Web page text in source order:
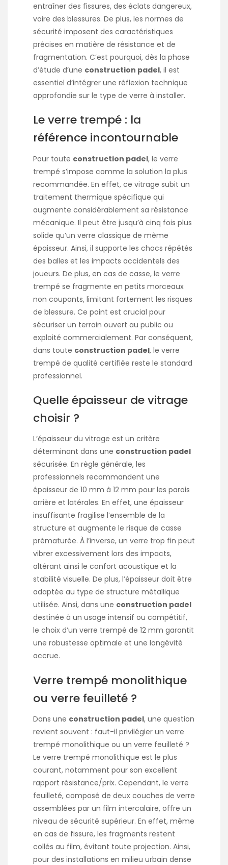
entraîner des fissures, des éclats dangereux,
voire des blessures. De plus, les normes de
sécurité imposent des caractéristiques
précises en matière de résistance et de
fragmentation. C’est pourquoi, dès la phase
d’étude d’une construction padel, il est
essentiel d’intégrer une réflexion technique
approfondie sur le type de verre à installer.
Le verre trempé : la
référence incontournable
Pour toute construction padel, le verre
trempé s’impose comme la solution la plus
recommandée. En effet, ce vitrage subit un
traitement thermique spécifique qui
augmente considérablement sa résistance
mécanique. Il peut être jusqu’à cinq fois plus
solide qu’un verre classique de même
épaisseur. Ainsi, il supporte les chocs répétés
des balles et les impacts accidentels des
joueurs. De plus, en cas de casse, le verre
trempé se fragmente en petits morceaux
non coupants, limitant fortement les risques
de blessure. Ce point est crucial pour
sécuriser un terrain ouvert au public ou
exploité commercialement. Par conséquent,
dans toute construction padel, le verre
trempé de qualité certifiée reste le standard
professionnel.
Quelle épaisseur de vitrage
choisir ?
L’épaisseur du vitrage est un critère
déterminant dans une construction padel
sécurisée. En règle générale, les
professionnels recommandent une
épaisseur de 10 mm à 12 mm pour les parois
arrière et latérales. En effet, une épaisseur
insuffisante fragilise l’ensemble de la
structure et augmente le risque de casse
prématurée. À l’inverse, un verre trop fin peut
vibrer excessivement lors des impacts,
altérant ainsi le confort acoustique et la
stabilité visuelle. De plus, l’épaisseur doit être
adaptée au type de structure métallique
utilisée. Ainsi, dans une construction padel
destinée à un usage intensif ou compétitif,
le choix d’un verre trempé de 12 mm garantit
une robustesse optimale et une longévité
accrue.
Verre trempé monolithique
ou verre feuilleté ?
Dans une construction padel, une question
revient souvent : faut-il privilégier un verre
trempé monolithique ou un verre feuilleté ?
Le verre trempé monolithique est le plus
courant, notamment pour son excellent
rapport résistance/prix. Cependant, le verre
feuilleté, composé de deux couches de verre
assemblées par un film intercalaire, offre un
niveau de sécurité supérieur. En effet, même
en cas de fissure, les fragments restent
collés au film, évitant toute projection. Ainsi,
pour des installations en milieu urbain dense